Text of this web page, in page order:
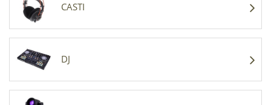
CASTI
DJ